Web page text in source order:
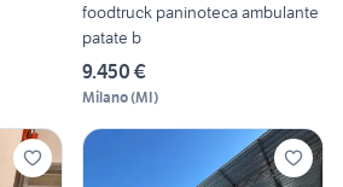
foodtruck paninoteca ambulante
patate b
9.450 €
Milano(MI)